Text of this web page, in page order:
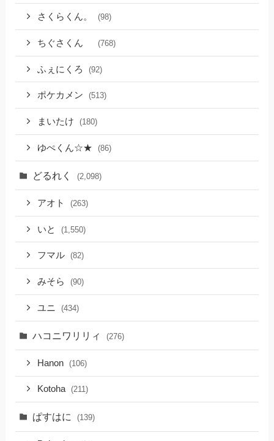
さくらくん。 (98)
ちぐさくん (768)
ふぇにくろ (92)
ポケカメン (513)
まいたけ (180)
ゆぺくん☆★ (86)
どるれく (2,098)
アオト (263)
いと (1,550)
フマル (82)
みそら (90)
ユニ (434)
ハコニワリリィ (276)
Hanon (106)
Kotoha (211)
ぱすはに (139)